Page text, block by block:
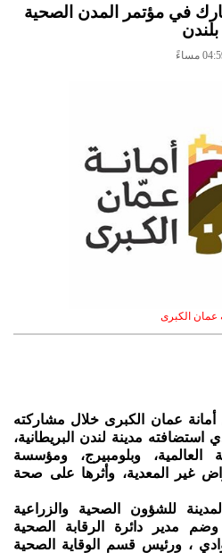
في مؤتمر المدن الصحية
بلندن
عمان الكبرى
أمانة عمان الكبرى خلال مشاركته
مدينة لندن البريطانية،
وبلومبيرج، ومؤسسة
غير المعدية، وأثرها على صحة
للشؤون الصحية والزراعية
مدير دائرة الرقابة الصحية
، ورئيس قسم الوقاية الصحية